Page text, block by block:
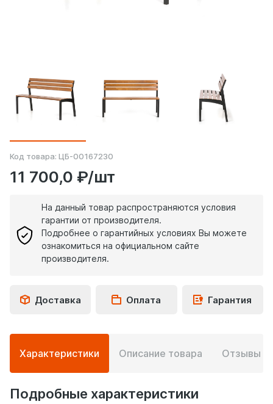
Код товара: ЦБ-00167230
11 700,0 ₽/шт
На данный товар распространяются условия
гарантии от производителя.
Подробнее о гарантийных условиях Вы можете
ознакомиться на официальном сайте
производителя.
Доставка Оплата Гарантия
Подробная
информация
о
товаре
Характеристики Описание товара Отзывы
Подробные характеристики